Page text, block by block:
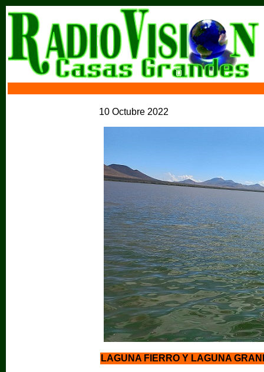
10 Octubre 2022
LAGUNA FIERRO Y LAGUNA